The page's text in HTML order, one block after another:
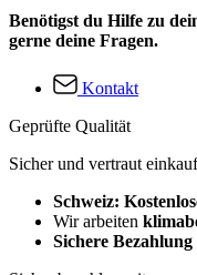
Benötigst du Hilfe zu
gerne deine Fragen.
Kontakt
Geprüfte Qualität
Sicher und vertraut
Schweiz:
Wir arbeiten
Sichere Bezahlung